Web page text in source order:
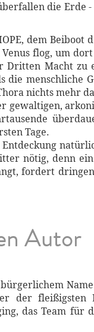
die Erde
dem Beiboot
flog, um
Dritten Macht zu
die menschliche
nichts mehr
gewaltigen,
Tage.
nötig, denn
fordert
Autor
der fleißigsten
das Team für